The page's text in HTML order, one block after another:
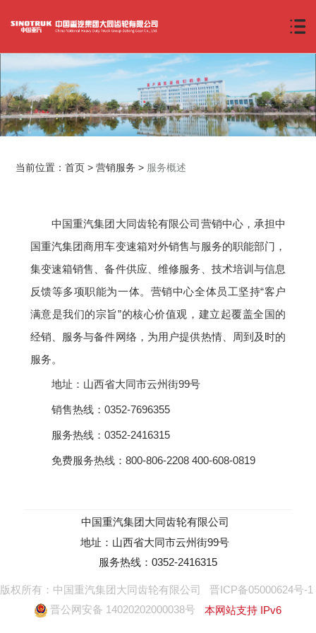
当前位置：首页 >营销服务 > 服务概述
中国重汽集团大同齿轮有限公司营销中心，承担中
国重汽集团商用车变速箱对外销售与服务的职能部门，
集变速箱销售、备件供应、维修服务、技术培训与信息
反馈等多项职能为一体。营销中心全体员工坚持“客户
满意是我们的宗旨”的核心价值观，建立起覆盖全国的
经销、服务与备件网络，为用户提供热情、周到及时的
服务。
地址：山西省大同市云州街99号
销售热线：0352-7696355
服务热线：0352-2416315
免费服务热线：800-806-2208 400-608-0819
中国重汽集团大同齿轮有限公司
地址：山西省大同市云州街99号
服务热线：0352-2416315
版权所有：中国重汽集团大同齿轮有限公司
晋ICP备05000624号-1
晋公网安备 14020202000038号
本网站支持 IPv6